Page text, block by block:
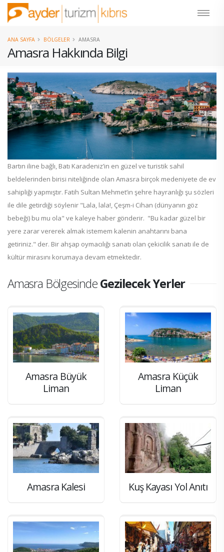
Amasra Hakkında Bilgi
ANA SAYFA BÖLGELER AMASRA
Bartın iline bağlı, Batı Karadeniz’in en güzel ve turistik sahil
beldelerinden birisi niteliğinde olan Amasra birçok medeniyete de ev
sahipliği yapmıştır. Fatih Sultan Mehmet’in şehre hayranlığı şu sözleri
ile dile getirdiği söylenir "Lala, lala!, Çeşm-i Cihan (dünyanın göz
bebeği) bu mu ola" ve kaleye haber gönderir. "Bu kadar güzel bir
yere zarar vererek almak istemem kalenin anahtarını bana
getiriniz." der. Bir ahşap oymacılığı sanatı olan çekicilik sanatı ile de
kültür mirasını korumaya devam etmektedir.
Amasra BölgesindeGezilecek Yerler
Amasra Büyük
Liman
Amasra Küçük
Liman
Amasra Kalesi Kuş Kayası Yol Anıtı